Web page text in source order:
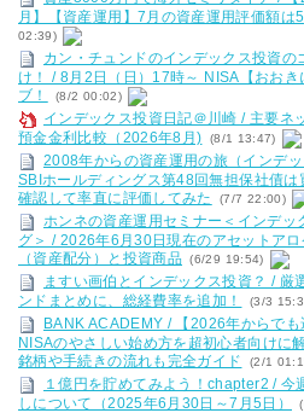
月】【資産運用】7月の資産運用評価額は
02:39)
カン・チュンドのインデックス投資の
け！ / 8月2日（日）17時～ NISA【おおき
ブ！
(8/2 00:02)
インデックス投資日記＠川崎 / 主要ネ
預金金利比較（2026年8月)
(8/1 13:47)
2008年からの資産運用の旅（インデ
SBIホールディングス第48回無担保社債は
確認して率直に評価してみた
(7/7 22:00)
ホンネの資産運用セミナー＜インデッ
グ＞ / 2026年6月30日現在のアセットアロ
（資産配分）と投資商品 (6/29 19:54)
ますい画伯とインデックス投資？ / 厳
ンドまとめに、総経費率を追加！
(3/3
BANK ACADEMY / 【2026年からで
NISAのやさしい始め方を超初心者向けに
銘柄や手続きの流れも完全ガイド
(2/1
１億円を貯めてみよう！chapter2 / 今
しについて（2025年6月30日～7月5日）